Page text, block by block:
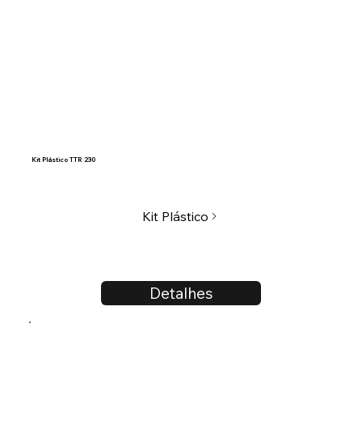
Kit Plástico TTR 230
Detalhes
Kit Plástico